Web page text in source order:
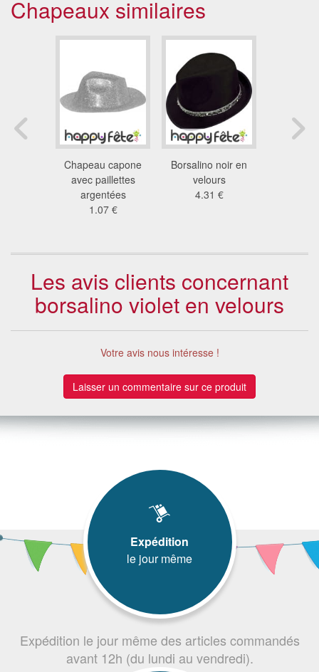
Chapeaux similaires
Chapeau capone
avec paillettes
argentées
1.07 €
Borsalino noir en
velours
4.31 €
Les avis clients concernant
borsalino violet en velours
Votre avis nous intéresse !
Laisser un commentaire sur ce produit
Expédition
le jour même
Expédition le jour même des articles commandés
avant 12h (du lundi au vendredi).